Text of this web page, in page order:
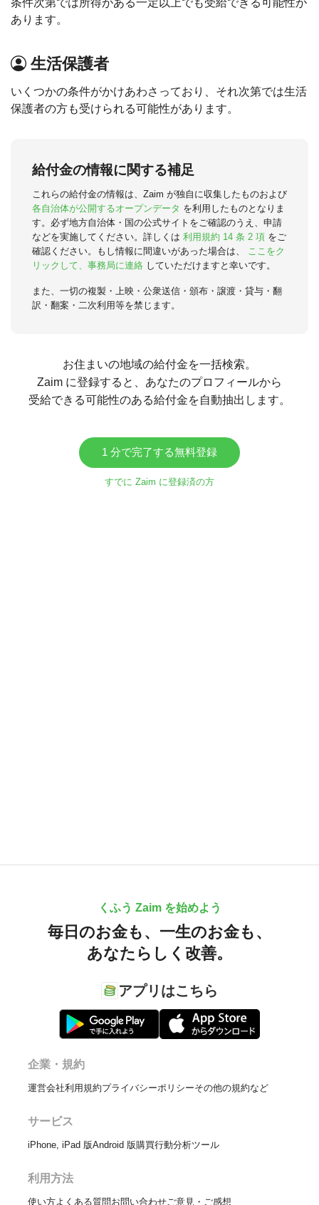
条件次第では所得がある一定以上でも受給できる可能性が
あります。
生活保護者
いくつかの条件がかけあわさっており、それ次第では生活
保護者の方も受けられる可能性があります。
給付金の情報に関する補足
これらの給付金の情報は、Zaim が独自に収集したものおよび
各自治体が公開するオープンデータ を利用したものとなりま
す。必ず地方自治体・国の公式サイトをご確認のうえ、申請
などを実施してください。詳しくは 利用規約 14 条 2 項 をご
確認ください。もし情報に間違いがあった場合は、
ここをク
リックして、事務局に連絡 していただけますと幸いです。
また、一切の複製・上映・公衆送信・頒布・譲渡・貸与・翻
訳・翻案・二次利用等を禁じます。
お住まいの地域の給付金を一括検索。
Zaim に登録すると、あなたのプロフィールから
受給できる可能性のある給付金を自動抽出します。
1 分で完了する無料登録
すでに Zaim に登録済の方
くふう Zaim を始めよう
毎日のお金も、 一生のお金も、
あなたらしく改善。
アプリはこちら
企業・規約
運営会社利用規約プライバシーポリシーその他の規約など
サービス
iPhone, iPad 版Android 版購買行動分析ツール
利用方法
使い方よくある質問お問い合わせ ご意見・ご感想